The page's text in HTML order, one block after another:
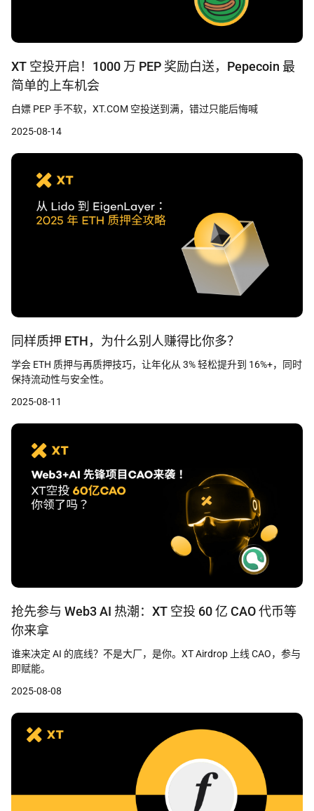
XT 空投开启！1000 万 PEP 奖励白送，Pepecoin 最
简单的上车机会
白嫖 PEP 手不软，XT.COM 空投送到满，错过只能后悔喊
2025-08-14
同样质押 ETH，为什么别人赚得比你多？
学会 ETH 质押与再质押技巧，让年化从 3% 轻松提升到 16%+，同时
保持流动性与安全性。
2025-08-11
抢先参与 Web3 AI 热潮：XT 空投 60 亿 CAO 代币等
你来拿
谁来决定 AI 的底线？不是大厂，是你。XT Airdrop 上线 CAO，参与
即赋能。
2025-08-08